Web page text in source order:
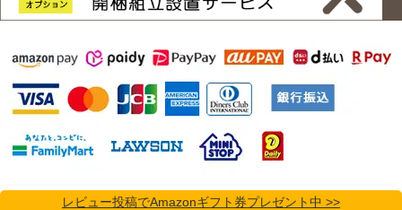
レビュー投稿でAmazonギフト券プレゼント中 >>